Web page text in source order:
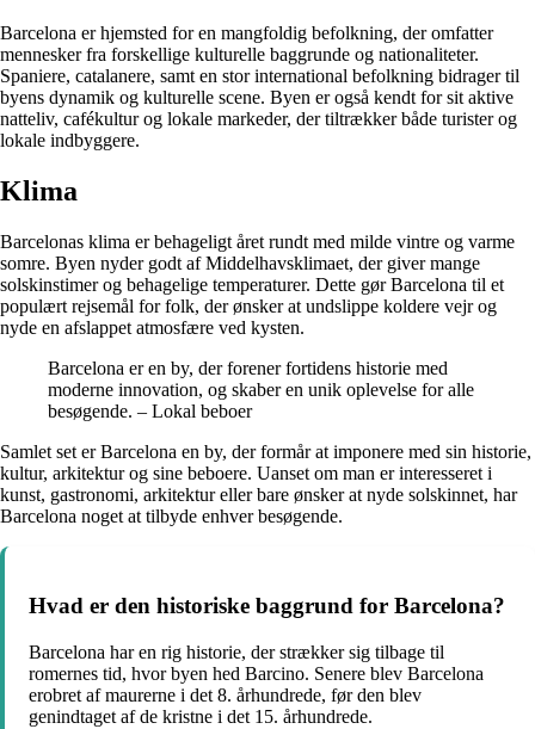
Barcelona er hjemsted for en mangfoldig befolkning, der omfatter
mennesker fra forskellige kulturelle baggrunde og nationaliteter.
Spaniere, catalanere, samt en stor international befolkning bidrager til
byens dynamik og kulturelle scene. Byen er også kendt for sit aktive
natteliv, cafékultur og lokale markeder, der tiltrækker både turister og
lokale indbyggere.
Klima
Barcelonas klima er behageligt året rundt med milde vintre og varme
somre. Byen nyder godt af Middelhavsklimaet, der giver mange
solskinstimer og behagelige temperaturer. Dette gør Barcelona til et
populært rejsemål for folk, der ønsker at undslippe koldere vejr og
nyde en afslappet atmosfære ved kysten.
Barcelona er en by, der forener fortidens historie med
moderne innovation, og skaber en unik oplevelse for alle
besøgende. – Lokal beboer
Samlet set er Barcelona en by, der formår at imponere med sin historie,
kultur, arkitektur og sine beboere. Uanset om man er interesseret i
kunst, gastronomi, arkitektur eller bare ønsker at nyde solskinnet, har
Barcelona noget at tilbyde enhver besøgende.
Hvad er den historiske baggrund for Barcelona?
Barcelona har en rig historie, der strækker sig tilbage til
romernes tid, hvor byen hed Barcino. Senere blev Barcelona
erobret af maurerne i det 8. århundrede, før den blev
genindtaget af de kristne i det 15. århundrede.